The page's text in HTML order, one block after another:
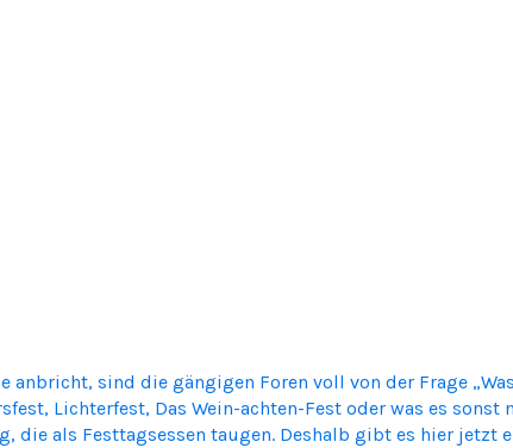
anbricht, sind die gängigen Foren voll von der Frage
Lichterfest, Das Wein-achten-Fest oder was es
die als Festtagsessen taugen. Deshalb gibt es hier